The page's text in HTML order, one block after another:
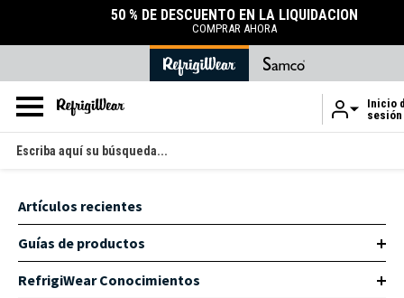
Ir al contenido principal
50 % DE DESCUENTO EN LA LIQUIDACIÓN
COMPRAR AHORA
Inicio
sesión
Buscar
en
Artículos recientes
Guías de productos
RefrigiWear Conocimientos